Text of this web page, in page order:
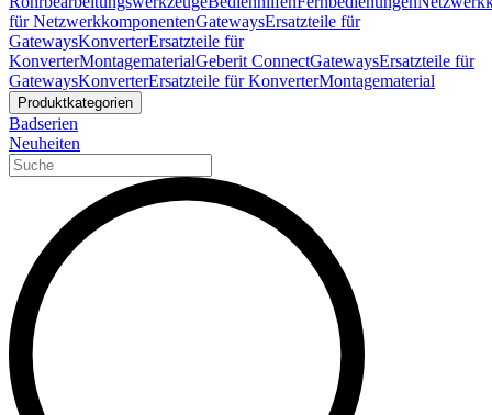
für NetzwerkkomponentenGatewaysErsatzteile für
GatewaysKonverterErsatzteile für
KonverterMontagematerialGeberit ConnectGatewaysErsatzteile für
GatewaysKonverterErsatzteile für KonverterMontagematerial
Produktkategorien
Badserien
Neuheiten